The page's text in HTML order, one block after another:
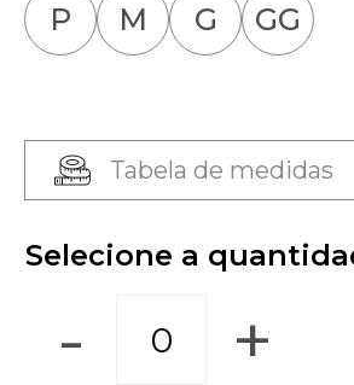
P M G GG
Tabela de medidas
Selecione a
- +